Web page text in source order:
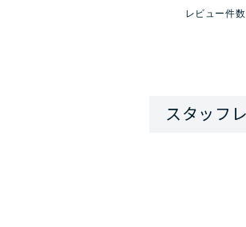
レビュー件